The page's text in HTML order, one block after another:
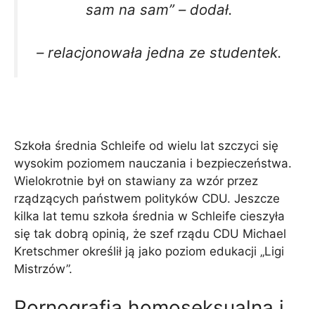
sam na sam” – dodał.
– relacjonowała jedna ze studentek.
Szkoła średnia Schleife od wielu lat szczyci się
wysokim poziomem nauczania i bezpieczeństwa.
Wielokrotnie był on stawiany za wzór przez
rządzących państwem polityków CDU. Jeszcze
kilka lat temu szkoła średnia w Schleife cieszyła
się tak dobrą opinią, że szef rządu CDU Michael
Kretschmer określił ją jako poziom edukacji „Ligi
Mistrzów”.